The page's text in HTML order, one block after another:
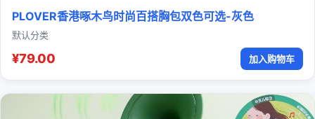
PLOVER香港啄木鸟时尚百搭胸包双色可选-灰色
默认分类
¥79.00 加入购物车